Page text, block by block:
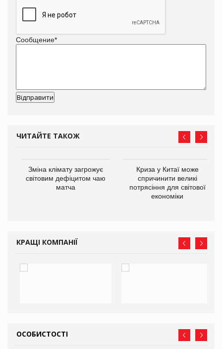
Сообщение*
ЧИТАЙТЕ ТАКОЖ
Зміна клімату загрожує
світовим дефіцитом чаю
матча
Криза у Китаї може
спричинити великі
потрясіння для світової
економіки
КРАЩІ КОМПАНІЇ
ОСОБИСТОСТІ